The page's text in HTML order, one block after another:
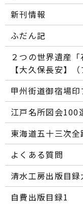
新刊情報
ふだん記
２つの世界遺産
【大久保長安】
甲州街道御宿場
江戸名所図会100
東海道五十三次全
よくある質問
清水工房出版目録
自費出版目録1